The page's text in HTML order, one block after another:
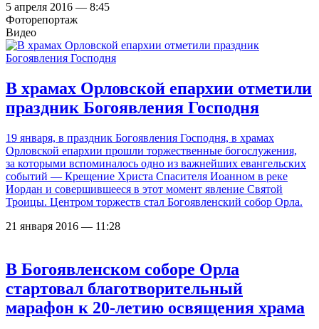
5 апреля 2016 — 8:45
Фоторепортаж
Видео
В храмах Орловской епархии отметили
праздник Богоявления Господня
19 января, в праздник Богоявления Господня, в храмах
Орловской епархии прошли торжественные богослужения,
за которыми вспоминалось одно из важнейших евангельских
событий — Крещение Христа Спасителя Иоанном в реке
Иордан и совершившееся в этот момент явление Святой
Троицы. Центром торжеств стал Богоявленский собор Орла.
21 января 2016 — 11:28
В Богоявленском соборе Орла
стартовал благотворительный
марафон к 20-летию освящения храма